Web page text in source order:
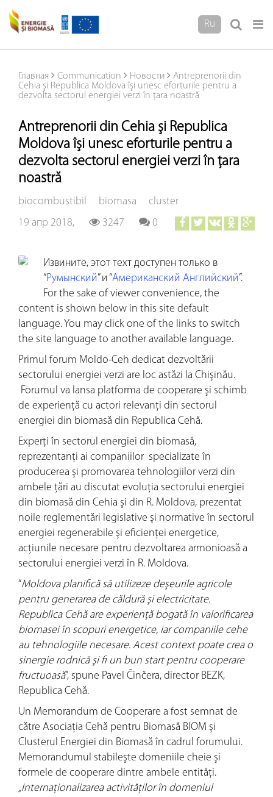
Ru
Главная Communication Новости
Antreprenorii din
Cehia şi Republica Moldova îşi unesc eforturile pentru a
dezvolta sectorul energiei verzi în ţara noastră
Antreprenorii din Cehia şi Republica
Moldova îşi unesc eforturile pentru a
dezvolta sectorul energiei verzi în ţara
noastră
biocombustibil biomasa
cluster
19 апр 2018,
3247 0
Извините, этот техт доступен только в
“Румынский” и “Американский Английский”.
For the sake of viewer convenience, the
content is shown below in this site default
language. You may click one of the links to switch
the site language to another available language.
Primul forum Moldo-Ceh dedicat dezvoltării
sectorului energiei verzi are loc astăzi la Chişinău.
Forumul va lansa platforma de cooperare şi schimb
de experienţă cu actori relevanţi din sectorul
energiei din biomasă din Republica Cehă.
Experţi în sectorul energiei din biomasă,
reprezentanţi ai companiilor specializate în
producerea şi promovarea tehnologiilor verzi din
ambele ţări au discutat evoluţia sectorului energiei
din biomasă din Cehia şi din R. Moldova, prezentat
noile reglementări legislative şi normative în sectorul
energiei regenerabile şi eficienţei energetice,
acţiunile necesare pentru dezvoltarea armonioasă a
sectorului energiei verzi în R. Moldova.
“Moldova planifică să utilizeze deşeurile agricole
pentru generarea de căldură şi electricitate.
Republica Cehă are experienţă bogată în valorificarea
biomasei în scopuri energetice, iar companiile cehe
au tehnologiile necesare. Acest context poate crea o
sinergie rodnică şi fi un bun start pentru cooperare
fructuoasă”, spune Pavel Činčera, director BEZK,
Republica Cehă.
Un Memorandum de Cooperare a fost semnat de
către Asociaţia Cehă pentru Biomasă BIOM şi
Clusterul Energiei din Biomasă în cadrul forumului.
Memorandumul stabileşte domeniile cheie şi
formele de cooperare dintre ambele entităţi.
„Internaționalizarea activităților în domeniul